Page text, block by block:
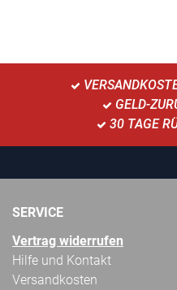
GELD-
30 TAGE
SERVICE
Vertrag widerrufen
Hilfe und Kontakt
Versandkosten